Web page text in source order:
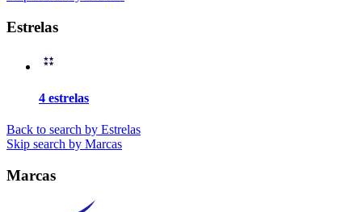
Estrelas
4 estrelas
Back to search by Estrelas
Skip search by Marcas
Marcas